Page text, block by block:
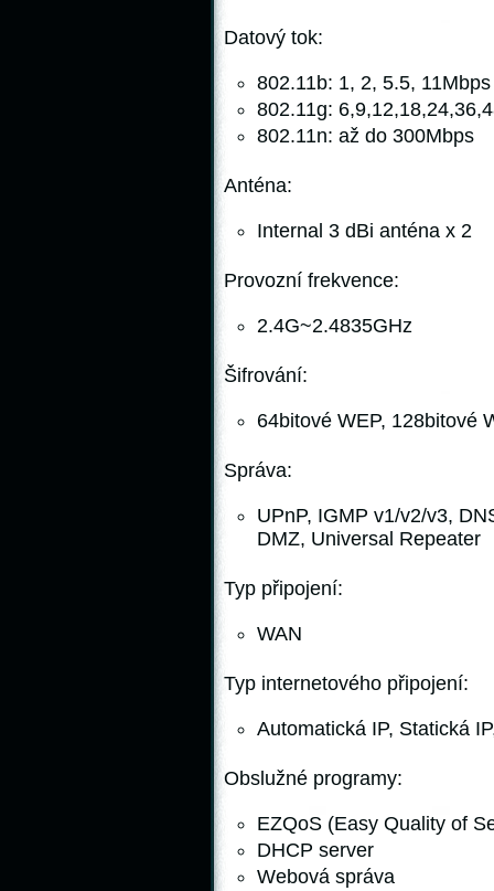
Datový tok:
802.11b: 1, 2, 5.5, 11Mbps
802.11g:
802.11n: až do 300Mbps
Anténa:
Internal 3 dBi anténa x 2
Provozní frekvence:
2.4G~2.4835GHz
Šifrování:
64bitové WEP, 128bitové
Správa:
UPnP, IGMP v1/v2/v3,
DMZ, Universal Repeater
Typ připojení:
WAN
Typ internetového připojení:
Automatická IP, Statická
Obslužné programy:
EZQoS (Easy Quality of
DHCP server
Webová správa